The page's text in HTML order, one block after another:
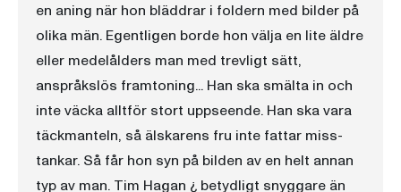
en aning när hon bläddrar i foldern med bilder på
olika män. Egentligen borde hon välja en lite äldre
eller medelålders man med trevligt sätt,
anspråkslös framtoning... Han ska smälta in och
inte väcka alltför stort uppseende. Han ska vara
täckmanteln, så älskarens fru inte fattar miss-
tankar. Så får hon syn på bilden av en helt annan
typ av man. Tim Hagan ¿ betydligt snyggare än